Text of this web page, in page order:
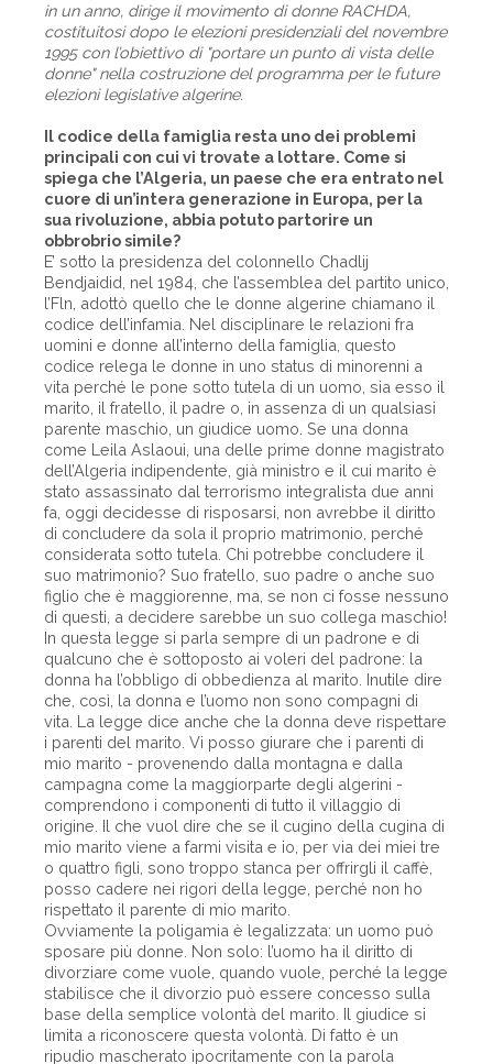
in un anno, dirige il movimento di donne RACHDA,
costituitosi dopo le elezioni presidenziali del novembre
1995 con l’obiettivo di "portare un punto di vista delle
donne" nella costruzione del programma per le future
elezioni legislative algerine.
Il codice della famiglia resta uno dei problemi
principali con cui vi trovate a lottare. Come si
spiega che l’Algeria, un paese che era entrato nel
cuore di un’intera generazione in Europa, per la
sua rivoluzione, abbia potuto partorire un
obbrobrio simile?
E’ sotto la presidenza del colonnello Chadlij
Bendjaidid, nel 1984, che l’assemblea del partito unico,
l’Fln, adottò quello che le donne algerine chiamano il
codice dell’infamia. Nel disciplinare le relazioni fra
uomini e donne all’interno della famiglia, questo
codice relega le donne in uno status di minorenni a
vita perché le pone sotto tutela di un uomo, sia esso il
marito, il fratello, il padre o, in assenza di un qualsiasi
parente maschio, un giudice uomo. Se una donna
come Leila Aslaoui, una delle prime donne magistrato
dell’Algeria indipendente, già ministro e il cui marito è
stato assassinato dal terrorismo integralista due anni
fa, oggi decidesse di risposarsi, non avrebbe il diritto
di concludere da sola il proprio matrimonio, perché
considerata sotto tutela. Chi potrebbe concludere il
suo matrimonio? Suo fratello, suo padre o anche suo
figlio che è maggiorenne, ma, se non ci fosse nessuno
di questi, a decidere sarebbe un suo collega maschio!
In questa legge si parla sempre di un padrone e di
qualcuno che è sottoposto ai voleri del padrone: la
donna ha l’obbligo di obbedienza al marito. Inutile dire
che, così, la donna e l’uomo non sono compagni di
vita. La legge dice anche che la donna deve rispettare
i parenti del marito. Vi posso giurare che i parenti di
mio marito - provenendo dalla montagna e dalla
campagna come la maggiorparte degli algerini -
comprendono i componenti di tutto il villaggio di
origine. Il che vuol dire che se il cugino della cugina di
mio marito viene a farmi visita e io, per via dei miei tre
o quattro figli, sono troppo stanca per offrirgli il caffè,
posso cadere nei rigori della legge, perché non ho
rispettato il parente di mio marito.
Ovviamente la poligamia è legalizzata: un uomo può
sposare più donne. Non solo: l’uomo ha il diritto di
divorziare come vuole, quando vuole, perché la legge
stabilisce che il divorzio può essere concesso sulla
base della semplice volontà del marito. Il giudice si
limita a riconoscere questa volontà. Di fatto è un
ripudio mascherato ipocritamente con la parola